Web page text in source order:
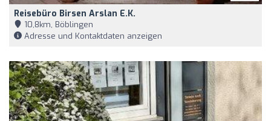
Reisebüro Birsen Arslan E.K.
10,8km, Böblingen
Adresse und Kontaktdaten anzeigen